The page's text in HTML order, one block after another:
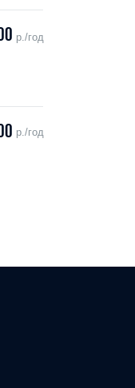
р./год
р./год